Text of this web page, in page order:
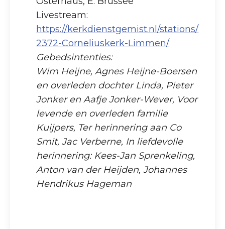
Livestream:
https://kerkdienstgemist.nl/stations/
2372-Corneliuskerk-Limmen/
Gebedsintenties:
Wim Heijne, Agnes Heijne-Boersen
en overleden dochter Linda, Pieter
Jonker en Aafje Jonker-Wever, Voor
levende en overleden familie
Kuijpers, Ter herinnering aan Co
Smit, Jac Verberne, In liefdevolle
herinnering: Kees-Jan Sprenkeling,
Anton van der Heijden, Johannes
Hendrikus Hageman